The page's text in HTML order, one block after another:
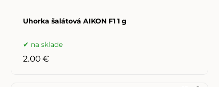
Uhorka šalátová AIKON F1 1 g
na sklade
2.00 €